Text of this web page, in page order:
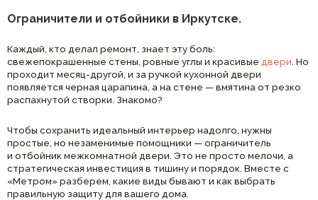
Ограничители и отбойники в Иркутске.
Каждый, кто делал ремонт, знает эту боль:
свежепокрашенные стены, ровные углы и красивые двери . Но
проходит месяц-другой, и за ручкой кухонной двери
появляется черная царапина, а на стене — вмятина от резко
распахнутой створки. Знакомо?
Чтобы сохранить идеальный интерьер надолго, нужны
простые, но незаменимые помощники — ограничитель
и отбойник межкомнатной двери. Это не просто мелочи, а
стратегическая инвестиция в тишину и порядок. Вместе с
«Метром» разберем, какие виды бывают и как выбрать
правильную защиту для вашего дома.